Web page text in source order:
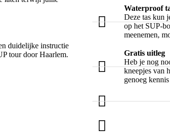
duidelijke instructie
tour door Haarlem.
Waterproof
Deze tas kun
op het SUP-
meenemen,
Gratis uitleg
Heb je nog
kneepjes van
genoeg